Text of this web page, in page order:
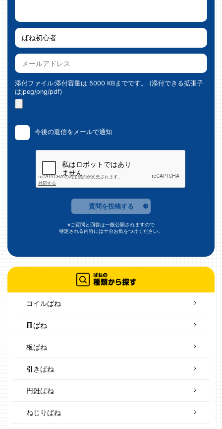
添付ファイル:添付容量は 5000 KBまでです。 (添付できる拡張子
はjpeg/png/pdf)
今後の返信をメールで通知
質問を投稿する
※ご質問と回答は一般公開されますので
特定される内容には十分お気をつけください。
コイルばね
皿ばね
板ばね
引きばね
円錐ばね
ねじりばね